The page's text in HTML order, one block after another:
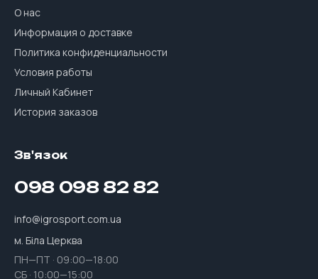
О нас
Информация о доставке
Политика конфиденциальности
Условия работы
Личный Кабинет
История заказов
Зв'язок
098 098 82 82
info@igrosport.com.ua
м. Біла Церква
ПН—ПТ · 09:00—18:00
СБ · 10:00—15:00